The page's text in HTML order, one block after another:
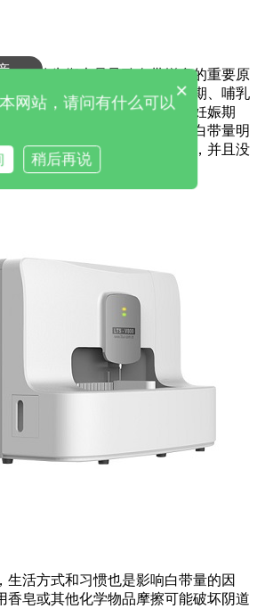
尔蒙的失衡也是导致白带增多的重要原
龄阶段，尤其是青春期、妊娠期、哺乳
平都会出现显著变化。例如，妊娠期
激素水平急剧上升，可能导致白带量明
白带通常是清澈或略带乳白色，并且没
生活方式和习惯也是影响白带量的因
香皂或其他化学物品摩擦可能破坏阴道
可以介绍下你们的产品么
×
网站，请问有什么可以
稍后再说